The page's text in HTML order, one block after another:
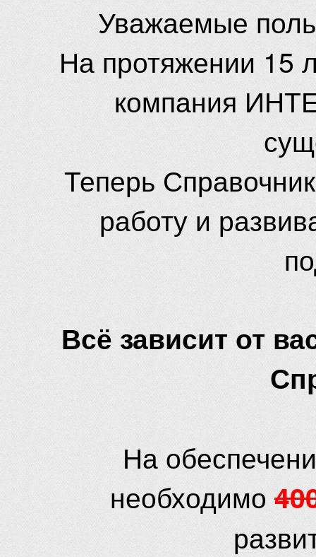
Уважаемые
На протяжении 15
компания
Теперь
работу и
Всё зависит от
На
необходимо